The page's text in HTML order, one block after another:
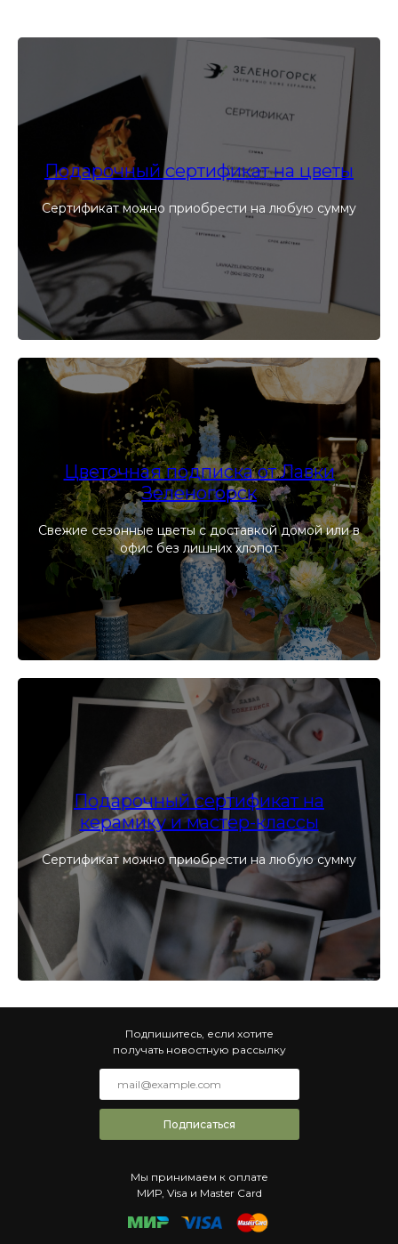
Подарочный сертификат на цветы
Сертификат можно приобрести на любую сумму
Цветочная подписка от Лавки
Зеленогорск
Свежие сезонные цветы с доставкой домой или в
офис без лишних хлопот
Подарочный сертификат на
керамику и мастер-классы
Сертификат можно приобрести на любую сумму
Мы принимаем к оплате
МИР, Visa и Master Card
Подписаться
Подпишитесь, если хотите
получать новостную рассылку